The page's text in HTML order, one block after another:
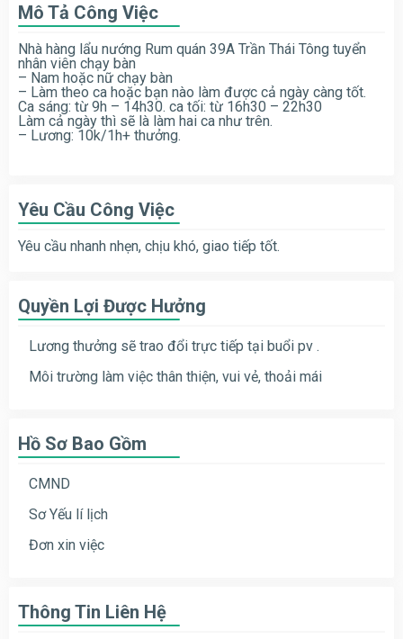
Mô Tả Công Việc
Nhà hàng lẩu nướng Rum quán 39A Trần Thái Tông tuyển
nhân viên chạy bàn
– Nam hoặc nữ chạy bàn
– Làm theo ca hoặc bạn nào làm được cả ngày càng tốt.
Ca sáng: từ 9h – 14h30. ca tối: từ 16h30 – 22h30
Làm cả ngày thì sẽ là làm hai ca như trên.
– Lương: 10k/1h+ thưởng.
Yêu Cầu Công Việc
Yêu cầu nhanh nhẹn, chịu khó, giao tiếp tốt.
Quyền Lợi Được Hưởng
Lương thưởng sẽ trao đổi trực tiếp tại buổi pv .
Môi trường làm việc thân thiện, vui vẻ, thoải mái
Hồ Sơ Bao Gồm
CMND
Sơ Yếu lí lịch
Đơn xin việc
Thông Tin Liên Hệ